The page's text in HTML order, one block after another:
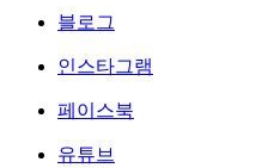
블로그
인스타그램
페이스북
유튜브